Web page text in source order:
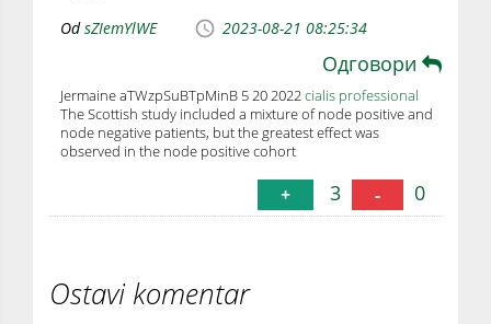
OdsZIemYlWE 2023-08-21 08:25:34
Одговори
Jermaine aTWzpSuBTpMinB 5 20 2022cialis professional
The Scottish study included a mixture of node positive and
node negative patients, but the greatest effect was
observed in the node positive cohort
+ 3 - 0
Ostavi komentar